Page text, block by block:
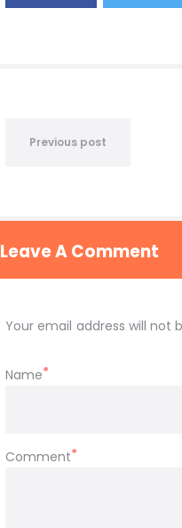
Previous post
Leave A Comment
Your email address will not
Name
Comment